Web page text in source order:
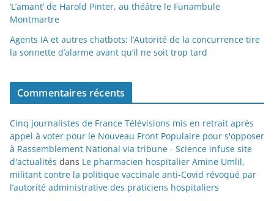
‘L’amant’ de Harold Pinter, au théâtre le Funambule
Montmartre
Agents IA et autres chatbots: l’Autorité de la concurrence tire
la sonnette d’alarme avant qu’il ne soit trop tard
Commentaires récents
Cinq journalistes de France Télévisions mis en retrait après
appel à voter pour le Nouveau Front Populaire pour s'opposer
à Rassemblement National via tribune - Science infuse site
d'actualités dans Le pharmacien hospitalier Amine Umlil,
militant contre la politique vaccinale anti-Covid révoqué par
l’autorité administrative des praticiens hospitaliers